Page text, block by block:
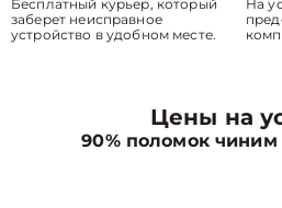
Бесплатный курьер, который
заберет неисправное
устройство в удобном месте.
На
Цены на
90% поломок